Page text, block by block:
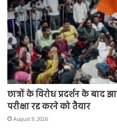
छात्रों के विरोध प्रदर्शन के बाद
परीक्षा रद्द करने को तैयार
August 9, 2026